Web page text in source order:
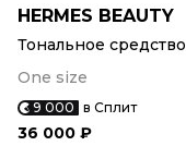
HERMES BEAUTY
Тональное средство
One size
9 000 в Сплит
36 000 ₽